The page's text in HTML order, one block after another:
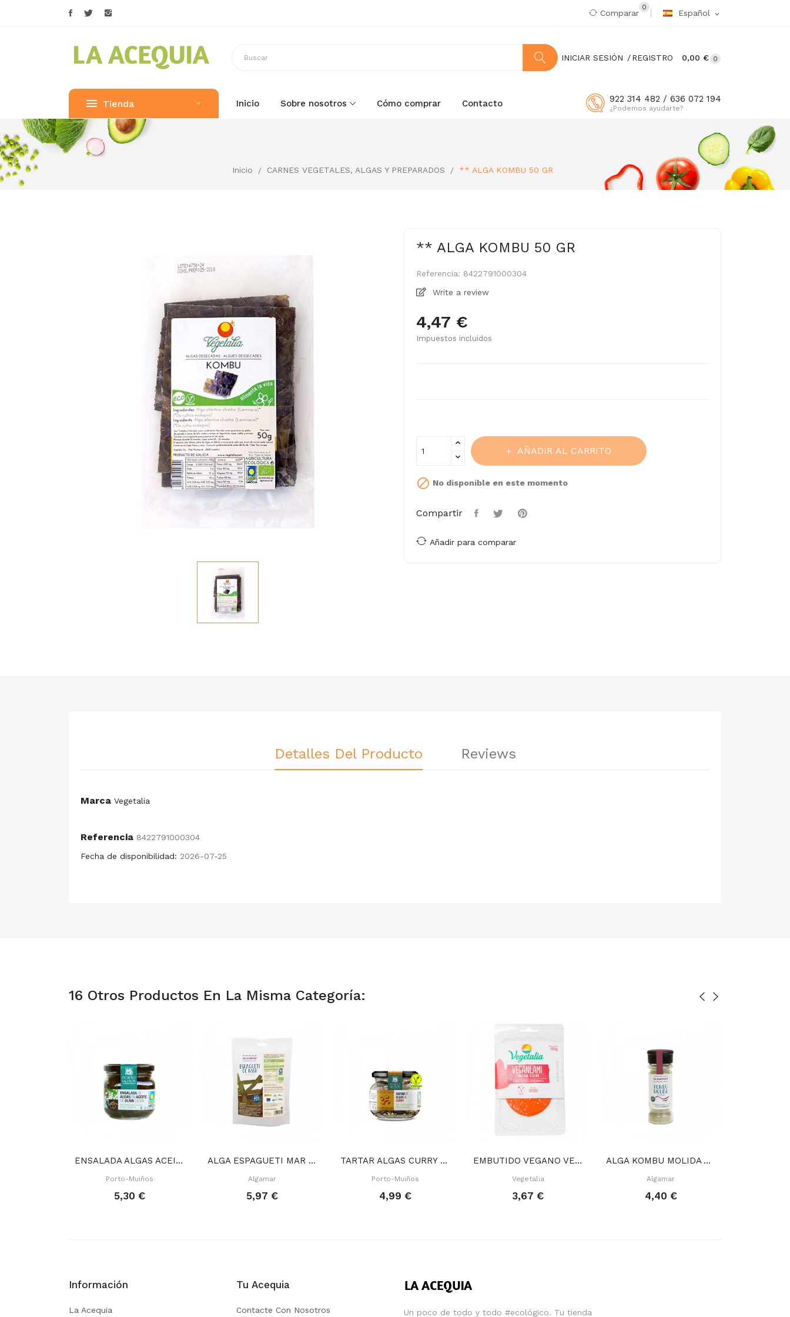
Español expand_more
Comparar
0
0
0,00 €
INICIAR SESIÓN REGISTRO
922 314 482 / 636 072 194
¿Podemos ayudarte?
Tienda Inicio Sobre nosotros Cómo comprar Contacto
Inicio CARNES VEGETALES, ALGAS Y PREPARADOS ** ALGA KOMBU 50 GR
** ALGA KOMBU 50 GR
Referencia: 8422791000304
Write a review
4,47 €
Impuestos incluidos
AÑADIR AL CARRITO
 No disponible en este momento
Compartir
Añadir para comparar
Detalles Del Producto Reviews
Marca Vegetalia
Referencia 8422791000304
Fecha de disponibilidad: 2026-07-25
16 Otros Productos En La Misma Categoría:
ENSALADA ALGAS ACEITE OLIVA 180 GR
Porto-Muiños
5,30 €
ALGA ESPAGUETI MAR 100 GR
Algamar
5,97 €
TARTAR ALGAS CURRY 170 GR
Porto-Muiños
4,99 €
EMBUTIDO VEGANO VEGANLAMI 100 GR
Vegetalia
3,67 €
ALGA KOMBU MOLIDA 70 GR
Algamar
4,40 €
Información
La Acequia
Tu Acequia
Contacte Con Nosotros Un poco de todo y todo #ecológico. Tu tienda